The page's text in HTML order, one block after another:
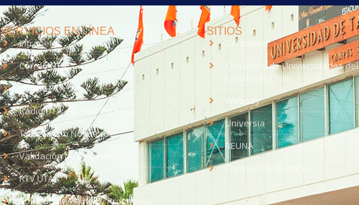
SERVICIOS EN LÍNEA
Intranet
Correo UTA
EUDEV UTAmed
Radio UTA - 95.9 FM en Arica
Trabaja con Nosotros
Validación de Documentos
RTV UTA
Solicitud de Planes y Programas
SITIOS
Santander
Consorcio de Universidades del
Estado de Chile
Webpay
Universia
REUNA